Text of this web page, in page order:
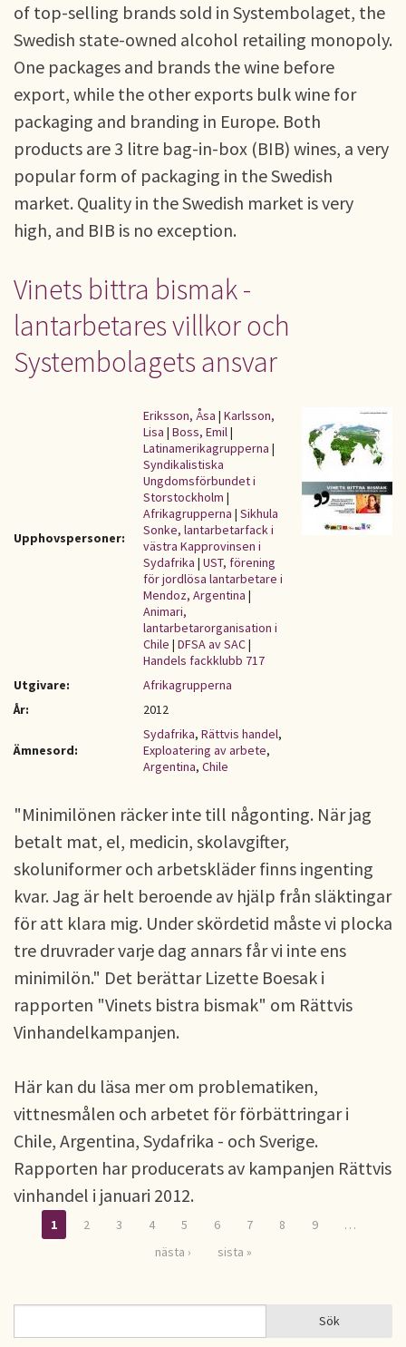
of top-selling brands sold in Systembolaget, the
Swedish state-owned alcohol retailing monopoly.
One packages and brands the wine before
export, while the other exports bulk wine for
packaging and branding in Europe. Both
products are 3 litre bag-in-box (BIB) wines, a very
popular form of packaging in the Swedish
market. Quality in the Swedish market is very
high, and BIB is no exception.
Vinets bittra bismak -
lantarbetares villkor och
Systembolagets ansvar
Upphovspersoner:
Eriksson, Åsa | Karlsson,
Lisa | Boss, Emil|
Latinamerikagrupperna |
Syndikalistiska
Ungdomsförbundet i
Storstockholm |
Afrikagrupperna | Sikhula
Sonke, lantarbetarfack i
västra Kapprovinsen i
Sydafrika | UST, förening
för jordlösa lantarbetare i
Mendoz, Argentina |
Animari,
lantarbetarorganisation i
Chile | DFSA av SAC|
Handels fackklubb 717
Utgivare:
Afrikagrupperna
År:
2012
Ämnesord:
Sydafrika, Rättvis handel,
Exploatering av arbete,
Argentina, Chile
"Minimilönen räcker inte till någonting. När jag
betalt mat, el, medicin, skolavgifter,
skoluniformer och arbetskläder finns ingenting
kvar. Jag är helt beroende av hjälp från släktingar
för att klara mig. Under skördetid måste vi plocka
tre druvrader varje dag annars får vi inte ens
minimilön." Det berättar Lizette Boesak i
rapporten "Vinets bistra bismak" om Rättvis
Vinhandelkampanjen.
Här kan du läsa mer om problematiken,
vittnesmålen och arbetet för förbättringar i
Chile, Argentina, Sydafrika - och Sverige.
Rapporten har producerats av kampanjen Rättvis
vinhandel i januari 2012.
1 2 3 4 5 6 7 8 9
…
nästa ›
sista »
SÖKFORMULÄR Sök